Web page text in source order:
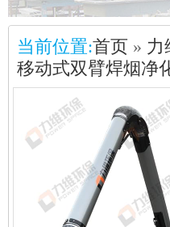
当前位置:首页 » 力
移动式双臂焊烟净